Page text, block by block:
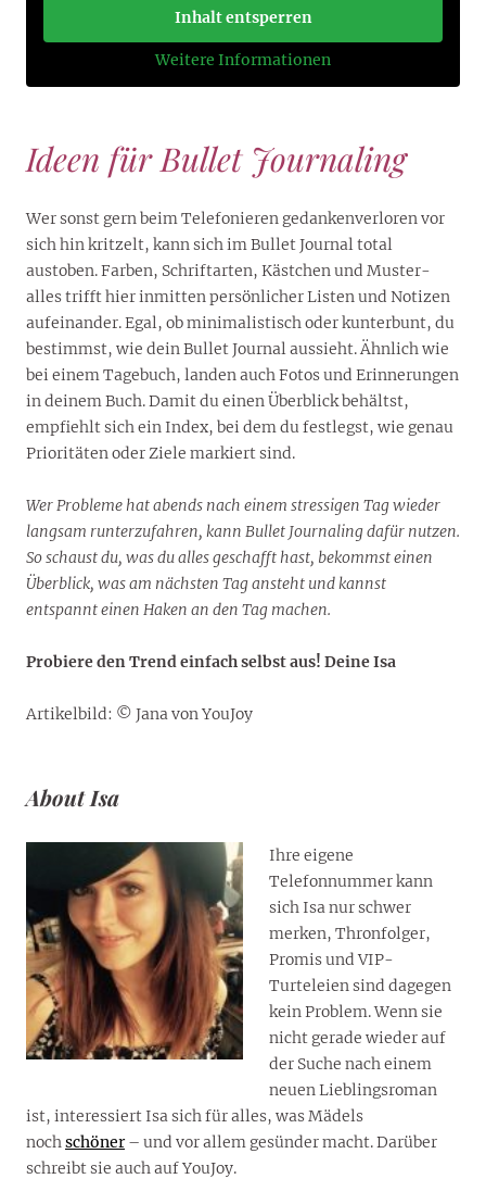
Inhalt entsperren
Weitere Informationen
Ideen für Bullet Journaling
Wer sonst gern beim Telefonieren gedankenverloren vor
sich hin kritzelt, kann sich im Bullet Journal total
austoben. Farben, Schriftarten, Kästchen und Muster-
alles trifft hier inmitten persönlicher Listen und Notizen
aufeinander. Egal, ob minimalistisch oder kunterbunt, du
bestimmst, wie dein Bullet Journal aussieht. Ähnlich wie
bei einem Tagebuch, landen auch Fotos und Erinnerungen
in deinem Buch. Damit du einen Überblick behältst,
empfiehlt sich ein Index, bei dem du festlegst, wie genau
Prioritäten oder Ziele markiert sind.
Wer Probleme hat abends nach einem stressigen Tag wieder
langsam runterzufahren, kann Bullet Journaling dafür nutzen.
So schaust du, was du alles geschafft hast, bekommst einen
Überblick, was am nächsten Tag ansteht und kannst
entspannt einen Haken an den Tag machen.
Probiere den Trend einfach selbst aus! Deine Isa
Artikelbild: © Jana von YouJoy
About Isa
Ihre eigene
Telefonnummer kann
sich Isa nur schwer
merken, Thronfolger,
Promis und VIP-
Turteleien sind dagegen
kein Problem. Wenn sie
nicht gerade wieder auf
der Suche nach einem
neuen Lieblingsroman
ist, interessiert Isa sich für alles, was Mädels
nochschöner– und vor allem gesünder macht. Darüber
schreibt sie auch auf YouJoy.